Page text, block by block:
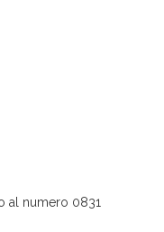
al numero 0831